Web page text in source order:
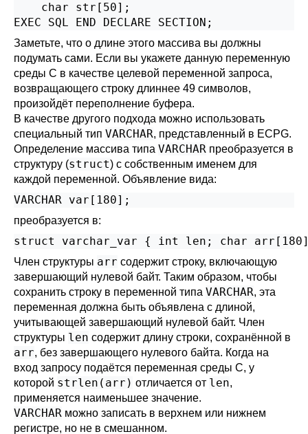
    char str[50];
EXEC SQL END DECLARE SECTION;
Заметьте, что о длине этого массива вы должны
подумать сами. Если вы укажете данную переменную
среды С в качестве целевой переменной запроса,
возвращающего строку длиннее 49 символов,
произойдёт переполнение буфера.
В качестве другого подхода можно использовать
специальный тип VARCHAR, представленный в ECPG.
Определение массива типа VARCHAR преобразуется в
структуру (struct) с собственным именем для
каждой переменной. Объявление вида:
VARCHAR var[180];
преобразуется в:
struct varchar_var { int len; char
Член структуры arr содержит строку, включающую
завершающий нулевой байт. Таким образом, чтобы
сохранить строку в переменной типа VARCHAR, эта
переменная должна быть объявлена с длиной,
учитывающей завершающий нулевой байт. Член
структуры len содержит длину строки, сохранённой в
arr, без завершающего нулевого байта. Когда на
вход запросу подаётся переменная среды C, у
которой strlen(arr) отличается от len,
применяется наименьшее значение.
VARCHAR можно записать в верхнем или нижнем
регистре, но не в смешанном.